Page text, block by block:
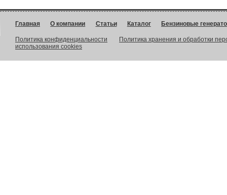
Главная О компании Статьи Каталог Бензиновые
Политика конфиденциальности
Политика хранения и обработки
использования cookies